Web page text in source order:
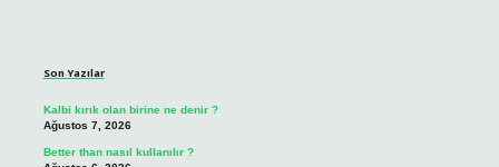
Son Yazılar
Kalbi kırık olan birine ne denir ?
Ağustos 7, 2026
Better than nasıl kullanılır ?